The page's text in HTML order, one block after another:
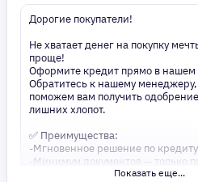
Дорогие покупатели!
Не хватает денег на покупку
проще!
Оформите кредит прямо в нашем
Обратитесь к нашему
поможем вам получить
лишних хлопот.
✅ Преимущества:
-Мгновенное решение по кредиту
-Минимум документов — только
-Удобные сроки и низкие
Показать еще...